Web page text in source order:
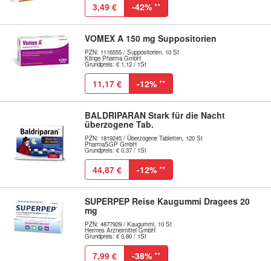
3,49 € -42% **
VOMEX A 150 mg Suppositorien
PZN: 1116555 / Suppositorien, 10 St
Klinge Pharma GmbH
Grundpreis: € 1,12 / 1St
11,17 € -12% **
BALDRIPARAN Stark für die Nacht
überzogene Tab.
PZN: 1819245 / Überzogene Tabletten, 120 St
PharmaSGP GmbH
Grundpreis: € 0,37 / 1St
44,87 € -12% **
SUPERPEP Reise Kaugummi Dragees 20
mg
PZN: 4877929 / Kaugummi, 10 St
Hermes Arzneimittel GmbH
Grundpreis: € 0,80 / 1St
7,99 € -38% **